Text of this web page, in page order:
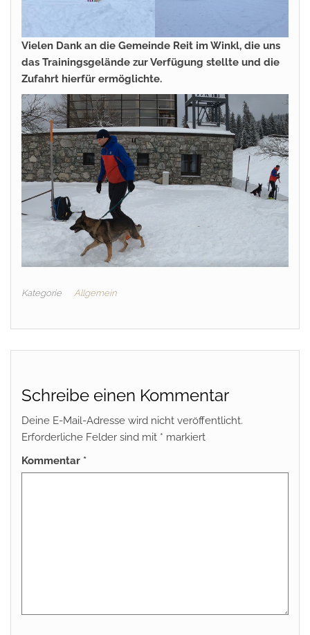
Vielen Dank an die Gemeinde Reit im Winkl, die uns
das Trainingsgelände zur Verfügung stellte und die
Zufahrt hierfür ermöglichte.
Kategorie Allgemein
Schreibe einen Kommentar
Deine E-Mail-Adresse wird nicht veröffentlicht.
Erforderliche Felder sind mit * markiert
Kommentar *